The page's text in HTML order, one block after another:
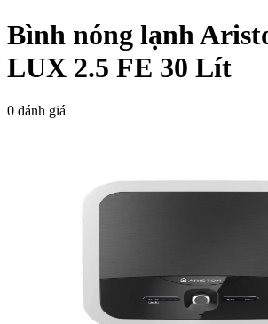
Bình nóng lạnh
LUX 2.5 FE 30 Lít
0 đánh giá